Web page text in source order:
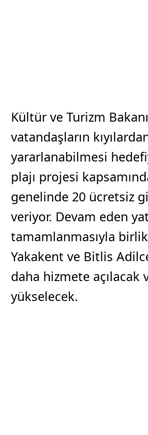
Kültür ve Turizm
vatandaşların
yararlanabilmesi
plajı projesi
genelinde 20 ücretsiz
veriyor. Devam eden
tamamlanmasıyla
Yakakent ve Bitlis
daha hizmete açılacak
yükselecek.